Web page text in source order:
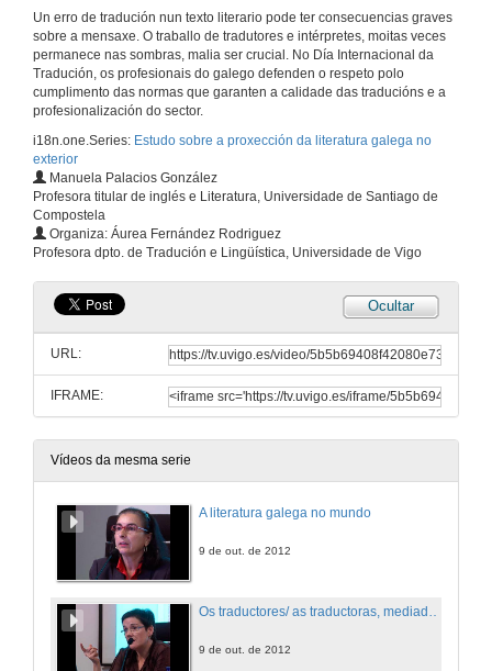
Un erro de tradución nun texto literario pode ter consecuencias graves
sobre a mensaxe. O traballo de tradutores e intérpretes, moitas veces
permanece nas sombras, malia ser crucial. No Día Internacional da
Tradución, os profesionais do galego defenden o respeto polo
cumplimento das normas que garanten a calidade das traducións e a
profesionalización do sector.
i18n.one.Series: Estudo sobre a proxección da literatura galega no
exterior
Manuela Palacios González
Profesora titular de inglés e Literatura, Universidade de Santiago de
Compostela
Organiza: Áurea Fernández Rodriguez
Profesora dpto. de Tradución e Lingüística, Universidade de Vigo
Ocultar
URL:
IFRAME:
Vídeos da mesma serie
A literatura galega no mundo
9 de out. de 2012
9 de out. de 2012